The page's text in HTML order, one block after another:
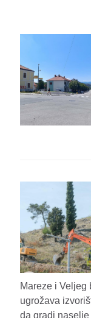
Mareze i Veljeg
ugrožava
da gradi naselje